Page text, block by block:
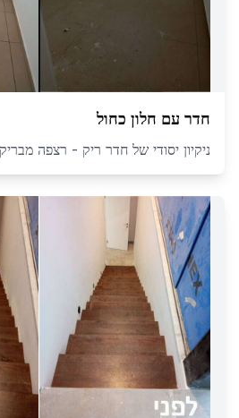
חדר עם חלון כחול
ניקיון יסודי של חדר ריק - רצפה